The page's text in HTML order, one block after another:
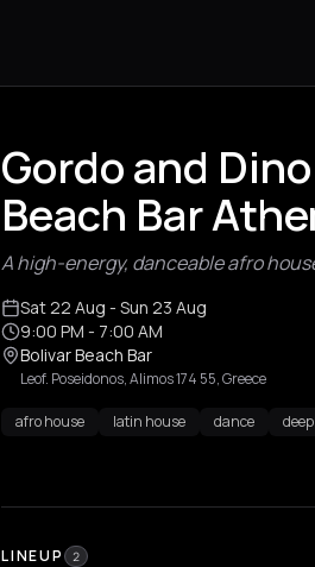
Gordo and
Beach Bar
A high-energy, danceable afro
Sat 22 Aug - Sun 23 Aug
9:00 PM - 7:00 AM
Bolivar Beach Bar
Leof. Poseidonos, Alimos 174 55, Greece
afro house latin house dance
LINEUP 2